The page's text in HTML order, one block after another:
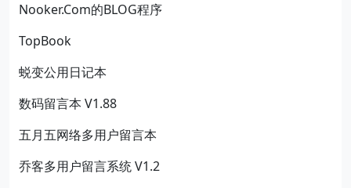
Nooker.Com的BLOG程序
TopBook
蜕变公用日记本
数码留言本 V1.88
五月五网络多用户留言本
乔客多用户留言系统 V1.2